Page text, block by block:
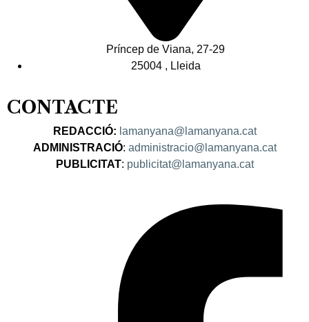
Príncep de Viana, 27-29
25004 , Lleida
CONTACTE
REDACCIÓ: lamanyana@lamanyana.cat
ADMINISTRACIÓ: administracio@lamanyana.cat
PUBLICITAT: publicitat@lamanyana.cat